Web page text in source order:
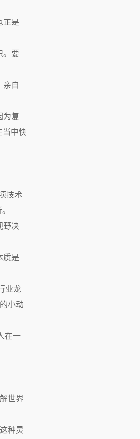
正是
。要
亲自
为复
当中快
技术
野决
质是
业龙
小动
在一
世界
种灵